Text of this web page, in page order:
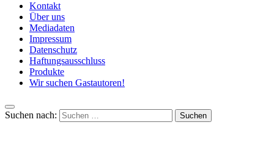
Kontakt
Über uns
Mediadaten
Impressum
Datenschutz
Haftungsausschluss
Produkte
Wir suchen Gastautoren!
Suchen nach: